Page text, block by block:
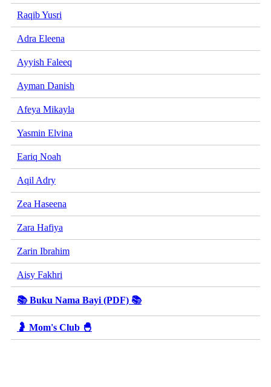
Raqib Yusri
Adra Eleena
Ayyish Faleeq
Ayman Danish
Afeya Mikayla
Yasmin Elvina
Eariq Noah
Aqil Adry
Zea Haseena
Zara Hafiya
Zarin Ibrahim
Aisy Fakhri
📚 Buku Nama Bayi (PDF) 📚
🤰 Mom's Club 🐣